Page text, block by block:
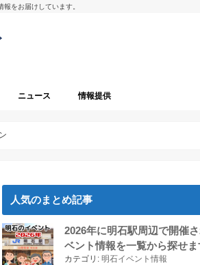
をお届けしています。
ニュース 情報提供
人気のまとめ記事
2026年に明石駅周辺で開催
ベント情報を一覧から探せま
カテゴリ: 明石イベント情報